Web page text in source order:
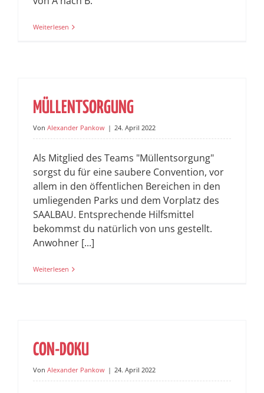
Weiterlesen
MÜLLENTSORGUNG
Von Alexander Pankow | 24. April 2022
Als Mitglied des Teams "Müllentsorgung"
sorgst du für eine saubere Convention, vor
allem in den öffentlichen Bereichen in den
umliegenden Parks und dem Vorplatz des
SAALBAU. Entsprechende Hilfsmittel
bekommst du natürlich von uns gestellt.
Anwohner [...]
Weiterlesen
CON-DOKU
Von Alexander Pankow | 24. April 2022